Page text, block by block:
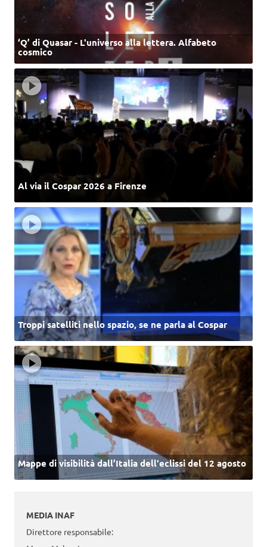
‘Q’ di Quasar - L'universo alla lettera. Alfabeto
cosmico
Al via il Cospar 2026 a Firenze
Troppi satelliti nello spazio, se ne parla al Cospar
Mappe di visibilità dall’Italia dell'eclissi del 12 agosto
MEDIA INAF
Direttore responsabile: